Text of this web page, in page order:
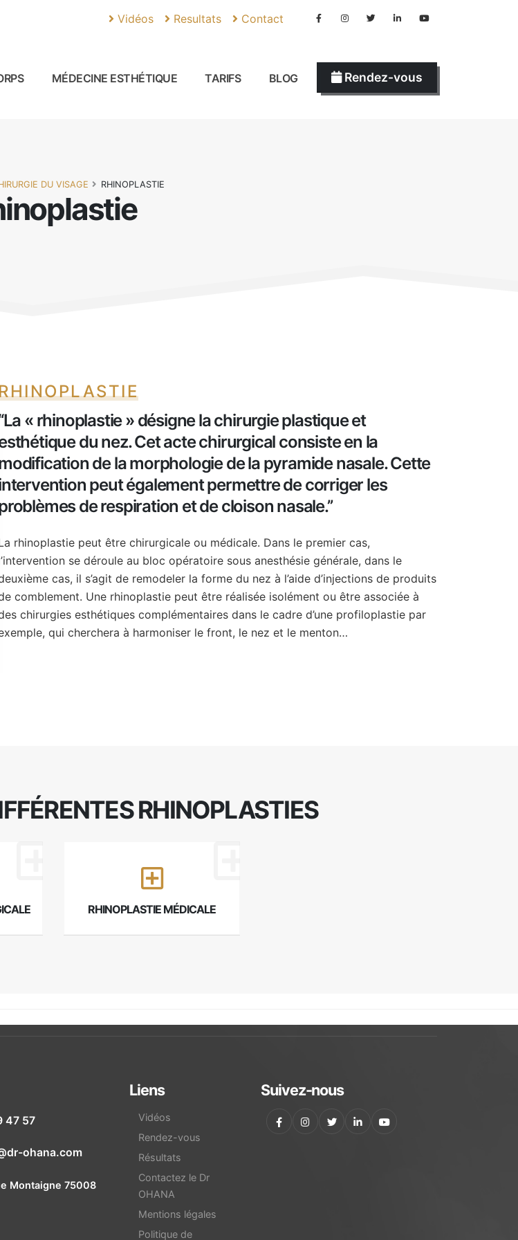
Vidéos Resultats Contact
MÉDECINE ESTHÉTIQUE TARIFS BLOG Rendez-vous
DU VISAGE RHINOPLASTIE
La « rhinoplastie » désigne la chirurgie plastique et
du nez. Cet acte chirurgical consiste en la
de la morphologie de la pyramide nasale. Cette
peut également permettre de corriger les
de respiration et de cloison nasale.’’
rhinoplastie peut être chirurgicale ou médicale. Dans le premier cas,
se déroule au bloc opératoire sous anesthésie générale, dans le
cas, il s’agit de remodeler la forme du nez à l’aide d’injections de produits
comblement. Une rhinoplastie peut être réalisée isolément ou être associée à
chirurgies esthétiques complémentaires dans le cadre d’une profiloplastie par
qui cherchera à harmoniser le front, le nez et le menton…
RHINOPLASTIES
RHINOPLASTIE MÉDICALE
47 57
ohana.com
Montaigne 75008
Liens
Vidéos
Rendez-vous
Résultats
Contactez le Dr
OHANA
Mentions légales
Politique de
Suivez-nous